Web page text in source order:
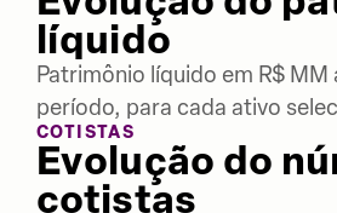
líquido
Patrimônio líquido em R$ MM
período, para cada ativo
COTISTAS
Evolução do
cotistas